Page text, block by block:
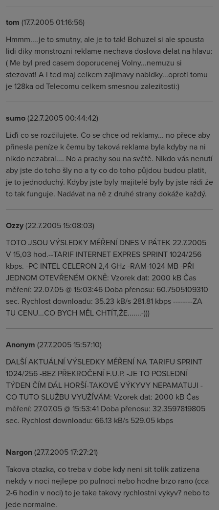
tom (17.7.2005 01:16:56)
Hmmm....je to smutny, ale je to tak! Bohuzel si ale spousta
lidi diky monstrozni reklame nechava doslova delat na hlavu:
( Me byl pred casem doporucenej Volny...nemuzu si
stezovat! A i ted maj celkem zajimavy nabidky...oproti tomu
je 128ka od Telecomu celkem smesnou zalezitosti:)
sumo(22.7.2005 00:44:42)
Liďi co se rozčilujete. Co se chce od reklamy... no přece aby
přinesla peníze k čemu by taková reklama byla kdyby na ni
nikdo nezabral.... No a prachy sou na světě. Nikdo vás nenutí
aby jste do toho šly no a ty co do toho půjdou budou platit,
je to jednoduchý. Kdyby jste byly majitelé byly by jste rádi že
to tak funguje. Nadávat na ně z druhé strany dokáže každý.
Ozzy(22.7.2005 15:08:03)
TOTO JSOU VÝSLEDKY MĚŘENÍ DNES V PÁTEK 22.7.2005
V 15,03 hod.--TARIF INTERNET EXPRES SPRINT 1024/256
kbps. -PC INTEL CELERON 2,4 GHz -RAM-1024 MB -PŘI
JEDNOM OTEVŘENÉM OKNĚ: Vzorek dat: 2000 kB Čas
měření: 22.07.05 @ 15:03:46 Doba přenosu: 60.7505109310
sec. Rychlost downloadu: 35.23 kB/s 281.81 kbps --------ZA
TU CENU...CO BYCH MĚL CHTÍT,ŽE.......-)))
Anonym (27.7.2005 15:57:10)
DALŠÍ AKTUÁLNÍ VÝSLEDKY MĚŘENÍ NA TARIFU SPRINT
1024/256 -BEZ PŘEKROČENÍ F.U.P. -JE TO POSLEDNÍ
TÝDEN ČÍM DÁL HORŠÍ-TAKOVÉ VÝKYVY NEPAMATUJI -
CO TUTO SLUŽBU VYUŽÍVÁM: Vzorek dat: 2000 kB Čas
měření: 27.07.05 @ 15:53:41 Doba přenosu: 32.3597819805
sec. Rychlost downloadu: 66.13 kB/s 529.05 kbps
Nargon(27.7.2005 17:27:21)
Takova otazka, co treba v dobe kdy neni sit tolik zatizena
nekdy v noci nejlepe po pulnoci nebo hodne brzo rano (cca
2-6 hodin v noci) to je take takovy rychlostni vykyv? nebo to
jede normalne.